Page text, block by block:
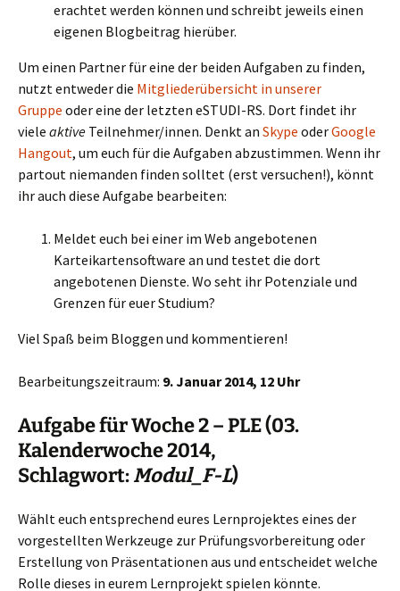
erachtet werden können und schreibt jeweils einen
eigenen Blogbeitrag hierüber.
Um einen Partner für eine der beiden Aufgaben zu finden,
nutzt entweder die Mitgliederübersicht in unserer
Gruppe oder eine der letzten eSTUDI-RS. Dort findet ihr
viele aktive Teilnehmer/innen. Denkt an Skype oderGoogle
Hangout, um euch für die Aufgaben abzustimmen. Wenn ihr
partout niemanden finden solltet (erst versuchen!), könnt
ihr auch diese Aufgabe bearbeiten:
Meldet euch bei einer im Web angebotenen
Karteikartensoftware an und testet die dort
angebotenen Dienste. Wo seht ihr Potenziale und
Grenzen für euer Studium?
Viel Spaß beim Bloggen und kommentieren!
Bearbeitungszeitraum: 9. Januar 2014, 12 Uhr
Aufgabe für Woche 2 – PLE (03.
Kalenderwoche 2014,
Schlagwort:Modul_F-L)
Wählt euch entsprechend eures Lernprojektes eines der
vorgestellten Werkzeuge zur Prüfungsvorbereitung oder
Erstellung von Präsentationen aus und entscheidet welche
Rolle dieses in eurem Lernprojekt spielen könnte.